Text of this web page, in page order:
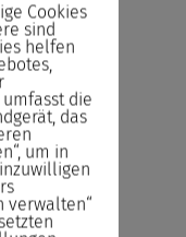
Cookies
sind
helfen
die
das
um in
verwalten“